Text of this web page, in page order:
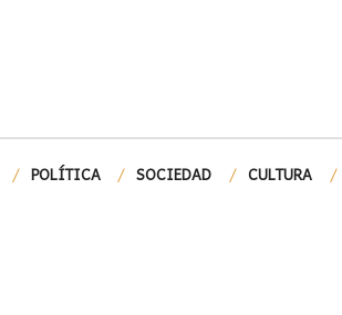
POLÍTICA SOCIEDAD
CULTURA